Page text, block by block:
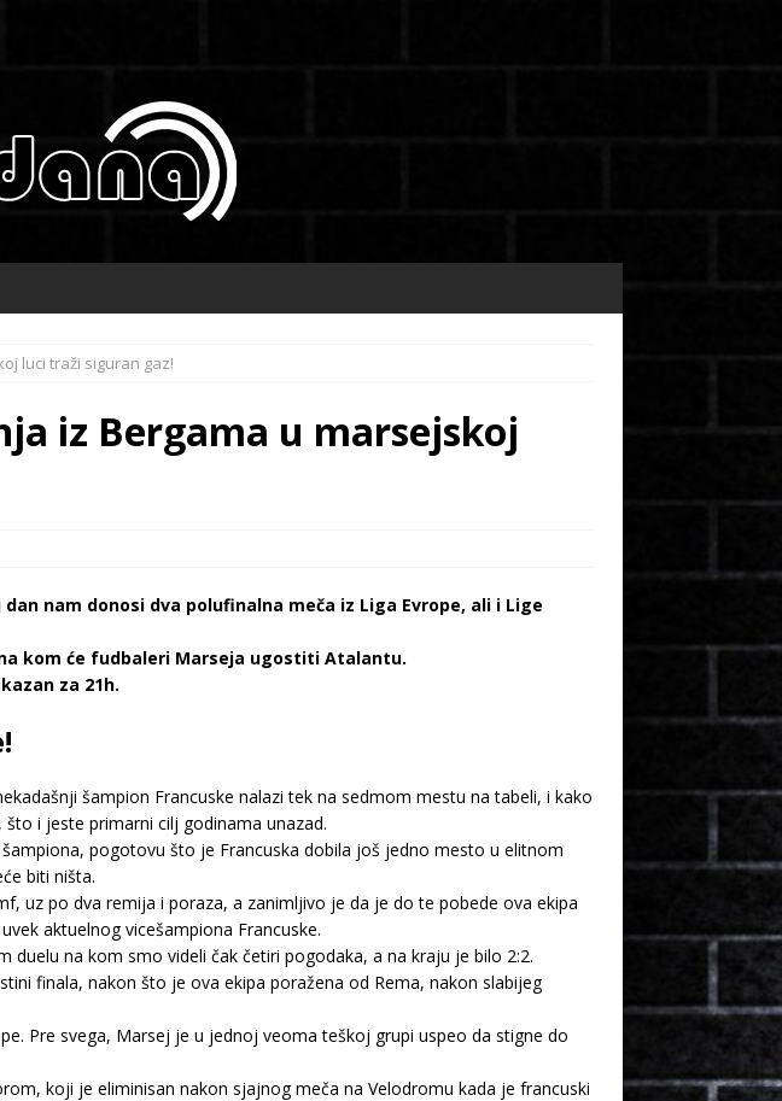
luci traži siguran gaz!
iz Bergama u marsejskoj
nam donosi dva polufinalna meča iz Liga Evrope, ali i Lige
kom će fudbaleri Marseja ugostiti Atalantu.
za 21h.
šampion Francuske nalazi tek na sedmom mestu na tabeli, i kako
i jeste primarni cilj godinama unazad.
pogotovu što je Francuska dobila još jedno mesto u elitnom
biti ništa.
uz po dva remija i poraza, a zanimljivo je da je do te pobede ova ekipa
aktuelnog vicešampiona Francuske.
na kom smo videli čak četiri pogodaka, a na kraju je bilo 2:2.
finala, nakon što je ova ekipa poražena od Rema, nakon slabijeg
Pre svega, Marsej je u jednoj veoma teškoj grupi uspeo da stigne do
koji je eliminisan nakon sjajnog meča na Velodromu kada je francuski